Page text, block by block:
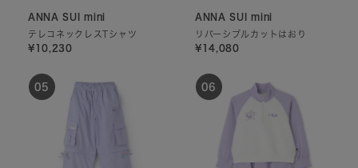
ANNA SUI mini
テレコネックレスTシャツ
¥10,230
ANNA SUI mini
リバーシブルカットはおり
¥14,080